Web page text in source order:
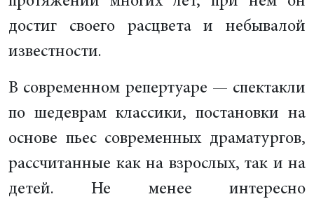
достиг своего расцвета и небывалой
известности.
В современном репертуаре — спектакли
по шедеврам классики, постановки на
основе пьес современных драматургов,
рассчитанные как на взрослых, так и на
детей. Не менее интересно